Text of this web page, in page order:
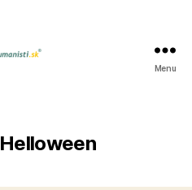
Menu
Helloween